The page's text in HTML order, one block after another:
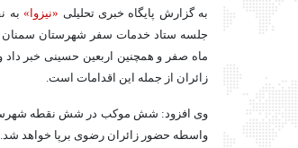
به گزارش پایگاه خبری تحلیلی «نیزوا»به
جلسه ستاد خدمات سفر شهرستان سمنان به
ماه صفر و همچنین اربعین حسینی خبر
زائران از جمله این اقدامات است.
وی افزود: شش موکب در شش نقطه
واسطه حضور زائران رضوی برپا خواهد شد.